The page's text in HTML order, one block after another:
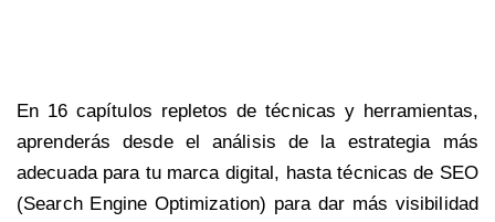
En 16 capítulos repletos de técnicas y herramientas,
aprenderás desde el análisis de la estrategia más
adecuada para tu marca digital, hasta técnicas de SEO
(Search Engine Optimization) para dar más visibilidad